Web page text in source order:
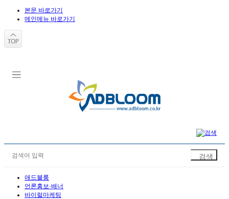
본문 바로가기
메인메뉴 바로가기
애드블룸
언론홍보·배너
바이럴마케팅